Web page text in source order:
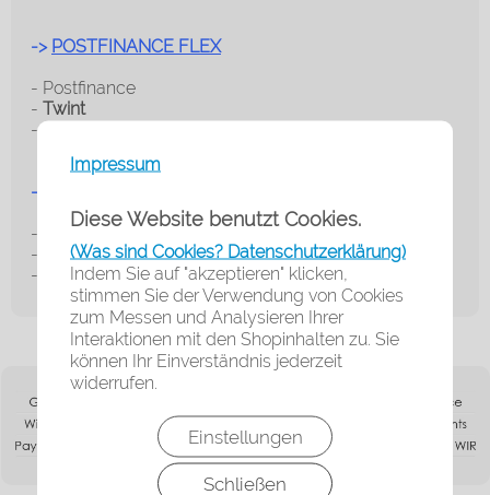
Impressum
Diese Website benutzt Cookies.
(Was sind Cookies? Datenschutzerklärung)
Indem Sie auf "akzeptieren" klicken,
stimmen Sie der Verwendung von Cookies
zum Messen und Analysieren Ihrer
Interaktionen mit den Shopinhalten zu. Sie
können Ihr Einverständnis jederzeit
widerrufen.
Einstellungen
Schließen
-> POSTFINANCE FLEX
- Postfinance
- Twint
- und weitere Zahlarten
->
- Postfinance
-
Twint
- und weitere Zahlarten